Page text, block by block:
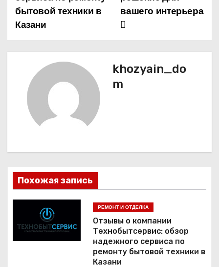
и
з
п
и
вашего интерьера
бытовой техники в
Казани
khozyain_do
m
Похожая запись
РЕМОНТ И ОТДЕЛКА
Отзывы о компании
Технобытсервис: обзор
надежного сервиса по
ремонту бытовой техники в
Казани